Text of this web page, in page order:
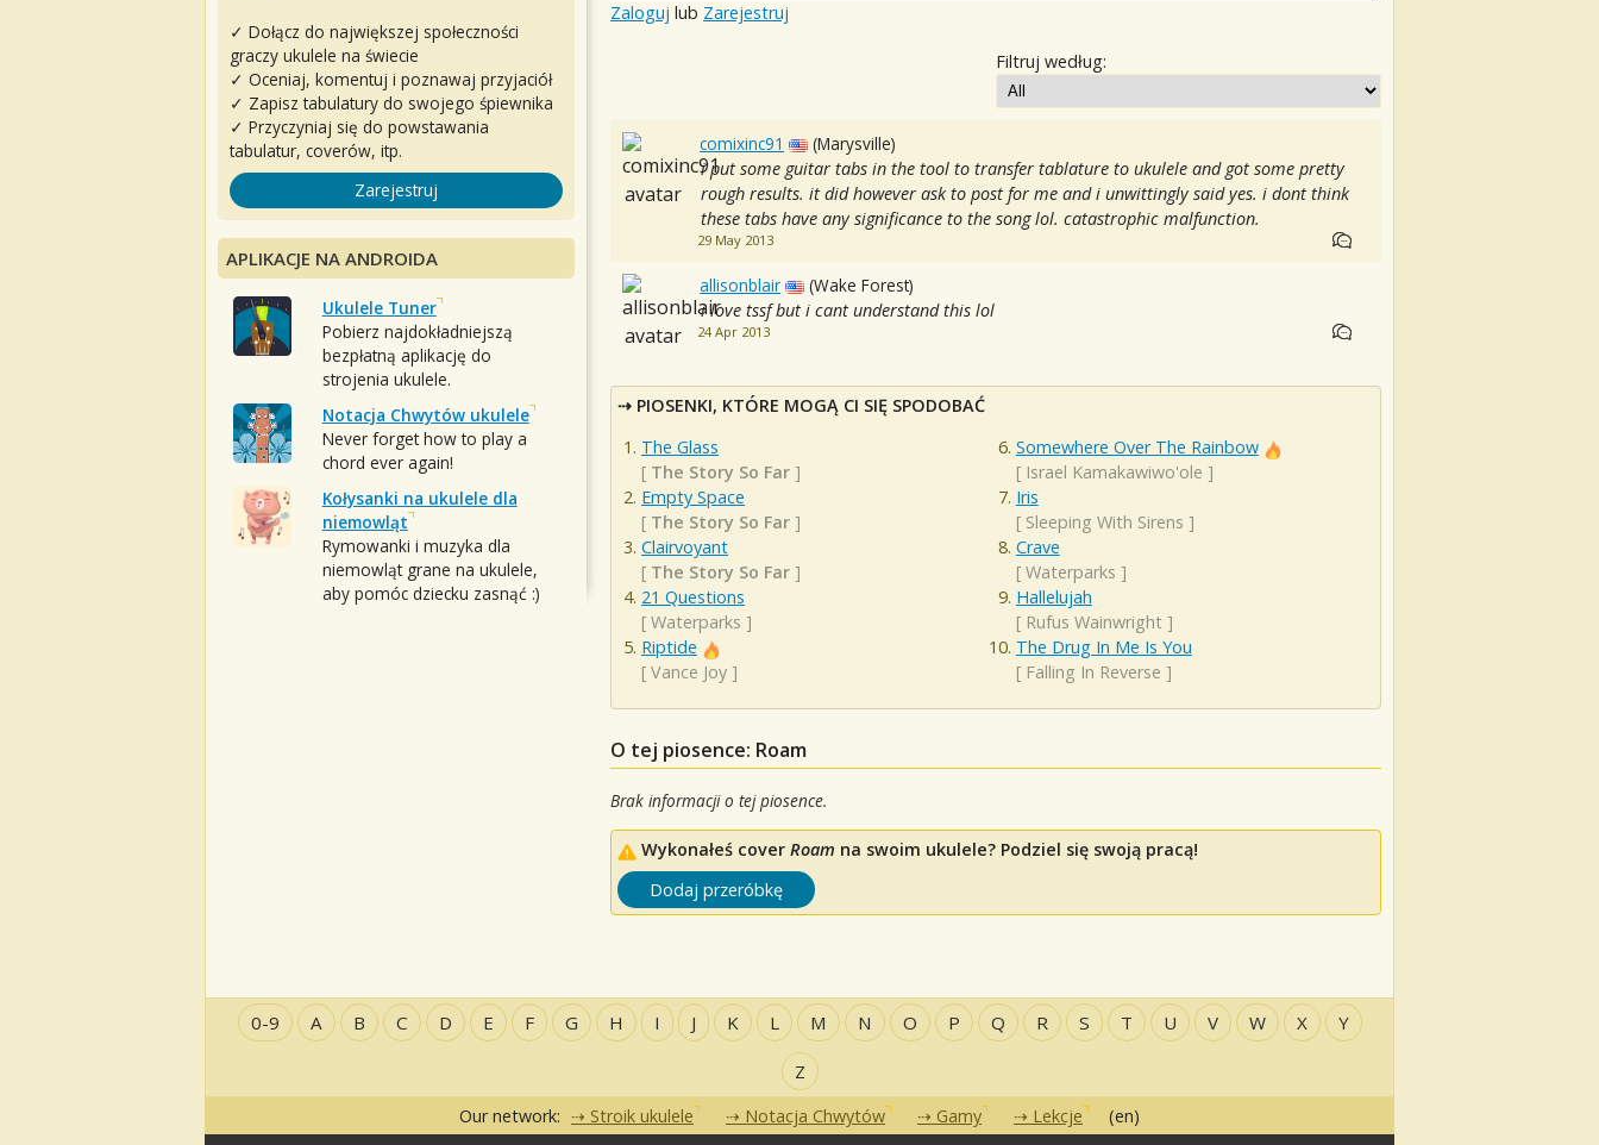
Zaloguj lub Zarejestruj
Filtruj według:
comixinc91
(Marysville)
i put some guitar tabs in the tool to transfer tablature to ukulele and got some pretty
rough results. it did however ask to post for me and i unwittingly said yes. i dont think
these tabs have any significance to the song lol. catastrophic malfunction.
29 May 2013
allisonblair
(Wake Forest)
i love tssf but i cant understand this lol
24 Apr 2013
PIOSENKI, KTÓRE MOGĄ CI SIĘ SPODOBAĆ
The Glass
[ The Story So Far ]
Empty Space
[ The Story So Far ]
Clairvoyant
[ The Story So Far ]
21 Questions
[ Waterparks ]
Riptide
[ Vance Joy ]
Somewhere Over The Rainbow
[ Israel Kamakawiwo'ole ]
Iris
[ Sleeping With Sirens ]
Crave
[ Waterparks ]
Hallelujah
[ Rufus Wainwright]
The Drug In Me Is You
[ Falling In Reverse ]
O tej piosence: Roam
Brak informacji o tej piosence.
Wykonałeś cover Roam na swoim ukulele? Podziel się swoją pracą!
Dodaj przeróbkę
✓ Dołącz do największej społeczności
graczy ukulele na świecie
✓ Oceniaj, komentuj i poznawaj przyjaciół
✓ Zapisz tabulatury do swojego śpiewnika
✓ Przyczyniaj się do powstawania
tabulatur, coverów, itp.
Zarejestruj
APLIKACJE NA ANDROIDA
Ukulele Tuner
Pobierz najdokładniejszą
bezpłatną aplikację do
strojenia ukulele.
Notacja Chwytów ukulele
Never forget how to play a
chord ever again!
Kołysanki na ukulele dla
niemowląt
Rymowanki i muzyka dla
niemowląt grane na ukulele,
aby pomóc dziecku zasnąć :)
0-9 A B C D E F G H I J K L M N O P Q R S T U V W X Y
Z
Our network: Stroik ukulele Notacja Chwytów Gamy Lekcje (en)